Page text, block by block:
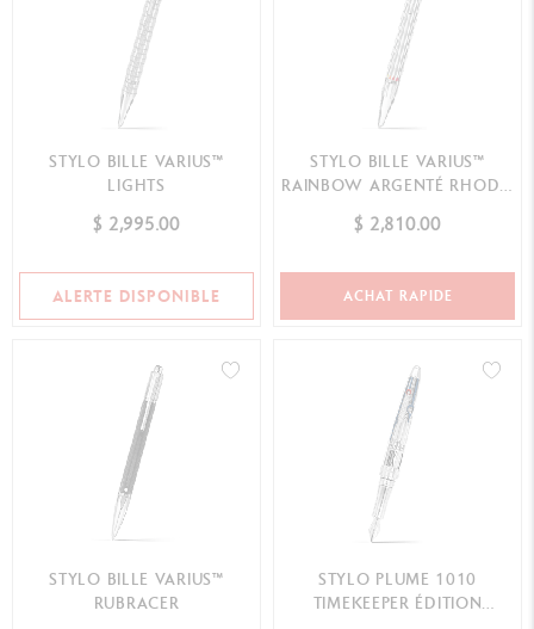
STYLO BILLE VARIUS™
LIGHTS
$ 2,995.00
ALERTE DISPONIBLE
STYLO BILLE VARIUS™
RAINBOW ARGENTÉ RHODIÉ
ÉDITION LIMITÉE
$ 2,810.00
ACHAT RAPIDE
STYLO BILLE VARIUS™
RUBRACER
STYLO PLUME 1010
TIMEKEEPER ÉDITION